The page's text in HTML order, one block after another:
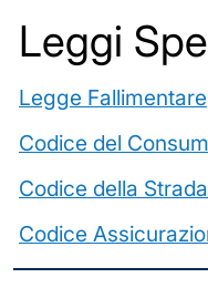
Leggi
Legge Fallimentare
Codice del
Codice della Strada
Codice